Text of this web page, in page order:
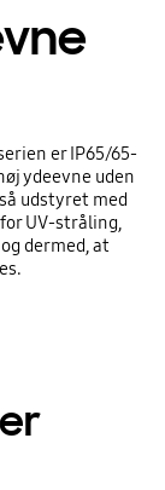
er IP65/65-
ydeevne uden
udstyret med
UV-stråling,
dermed, at